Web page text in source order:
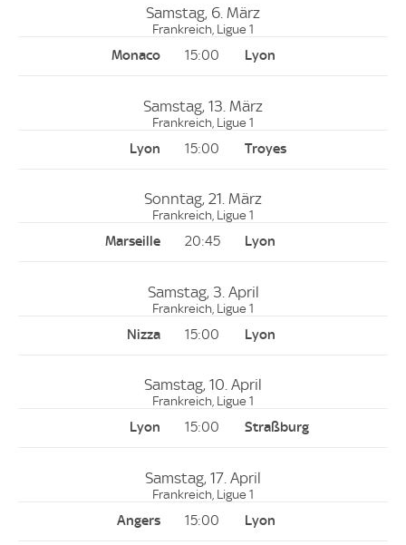
Samstag, 6. März
Frankreich, Ligue 1
15:00
Samstag, 13. März
Frankreich, Ligue 1
15:00
Sonntag, 21. März
Frankreich, Ligue 1
20:45
Samstag, 3. April
Frankreich, Ligue 1
15:00
Samstag, 10. April
Frankreich, Ligue 1
15:00
Samstag, 17. April
Frankreich, Ligue 1
15:00